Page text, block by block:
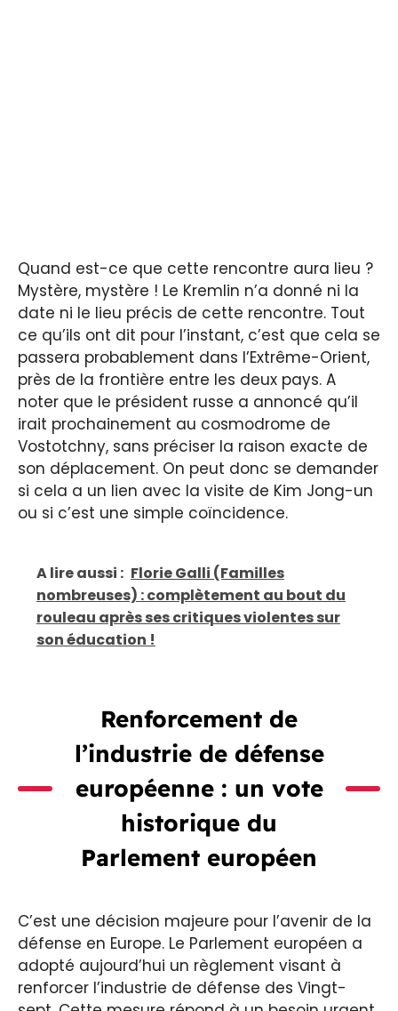
Quand est-ce que cette rencontre aura lieu ?
Mystère, mystère ! Le Kremlin n’a donné ni la
date ni le lieu précis de cette rencontre. Tout
ce qu’ils ont dit pour l’instant, c’est que cela se
passera probablement dans l’Extrême-Orient,
près de la frontière entre les deux pays. A
noter que le président russe a annoncé qu’il
irait prochainement au cosmodrome de
Vostotchny, sans préciser la raison exacte de
son déplacement. On peut donc se demander
si cela a un lien avec la visite de Kim Jong-un
ou si c’est une simple coïncidence.
A lire aussi : Florie Galli (Familles
nombreuses) : complètement au bout du
rouleau après ses critiques violentes sur
son éducation !
Renforcement de
l’industrie de défense
européenne : un vote
historique du
Parlement européen
C’est une décision majeure pour l’avenir de la
défense en Europe. Le Parlement européen a
adopté aujourd’hui un règlement visant à
renforcer l’industrie de défense des Vingt-